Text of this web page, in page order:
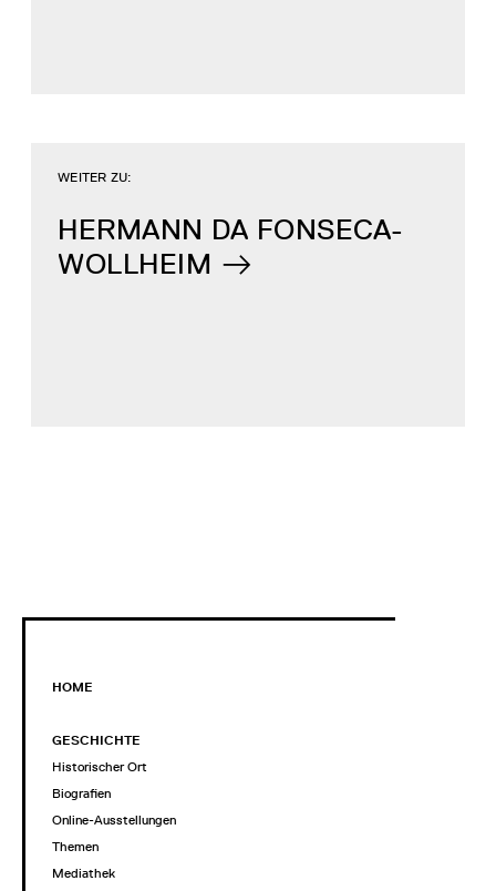
HERMANN DA FONSECA-
WOLLHEIM
WEITER ZU:
HOME
GESCHICHTE
Historischer Ort
Biografien
Online-Ausstellungen
Themen
Mediathek